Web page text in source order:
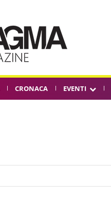
CRONACA EVENTI